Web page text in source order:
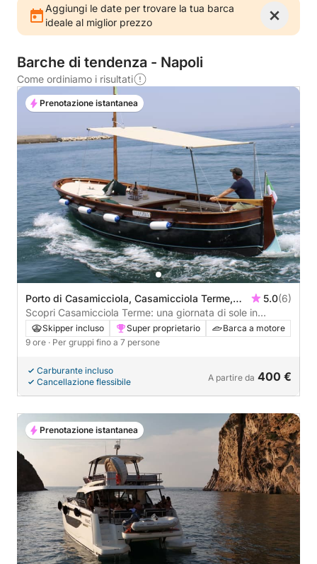
Aggiungi le date per trovare la tua barca
ideale al miglior prezzo
Barche di tendenza - Napoli
Come ordiniamo i risultati
Porto di Casamicciola, Casamicciola Terme,
Italia
5.0(6)
Scopri Casamicciola Terme: una giornata di sole in
motoscafo
Skipper incluso Super proprietario
Barca a motore
9 ore · Per gruppi fino a 7 persone
Carburante incluso
Cancellazione flessibile
A partire da 400 €
Prenotazione istantanea
Prenotazione istantanea